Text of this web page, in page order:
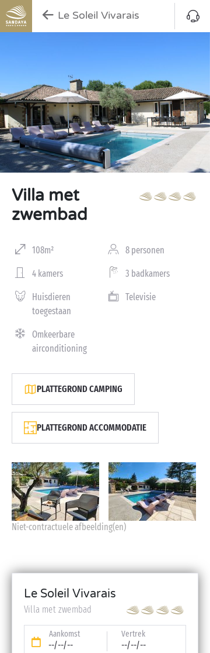
Le Soleil Vivarais
Villa met
zwembad
108m² 8 personen
4 kamers 3 badkamers
Huisdieren
toegestaan
Televisie
Omkeerbare
airconditioning
PLATTEGROND CAMPING
PLATTEGROND ACCOMMODATIE
Niet-contractuele afbeelding(en)
Le Soleil Vivarais
Villa met zwembad
Aankomst
--/--/--
Vertrek
--/--/--